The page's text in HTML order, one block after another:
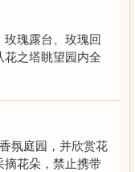
瑰露台、玫瑰回
之塔眺望园内全
氛庭园，并欣赏花
摘花朵，禁止携带